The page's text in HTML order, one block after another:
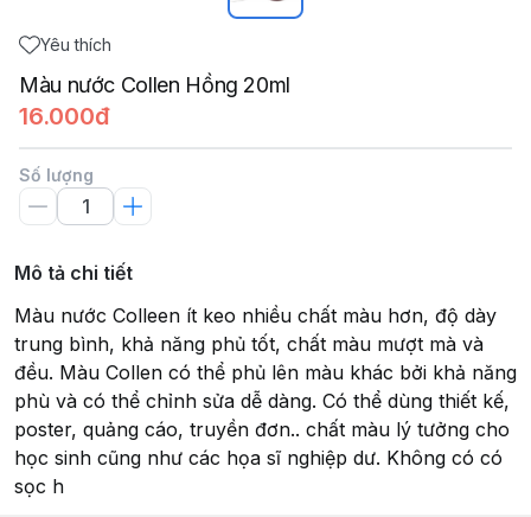
Yêu thích
Màu nước Collen Hồng 20ml
16.000đ
Số lượng
Mô tả chi tiết
Màu nước Colleen ít keo nhiều chất màu hơn, độ dày
trung bình, khả năng phủ tốt, chất màu mượt mà và
đều. Màu Collen có thể phủ lên màu khác bởi khả năng
phù và có thể chỉnh sửa dễ dàng. Có thể dùng thiết kế,
poster, quảng cáo, truyền đơn.. chất màu lý tưởng cho
học sinh cũng như các họa sĩ nghiệp dư. Không có có
sọc h